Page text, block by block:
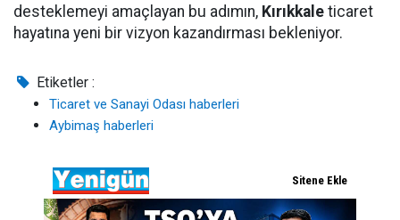
desteklemeyi amaçlayan bu adımın, Kırıkkale ticaret
hayatına yeni bir vizyon kazandırması bekleniyor.
Etiketler :
Ticaret ve Sanayi Odası haberleri
Aybimaş haberleri